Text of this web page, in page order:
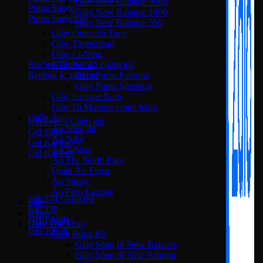
Puma Suede
Puma Speedcat
Giày Reebok
Reebok Club C 85
Reebok Instapump
Giày Asics
Gel Lyte 3
Gel 1090
Gel Kayano
Gel Nimbus
New Balance
NB 574
NB 530
NB 1906R
NB 2002R
Giày Converse
Giày New Balance 1000
Giày New Balance 550
Giày Onitsuka Tiger
Giày Timberland
Giày Li-Ning
Giày Puma
Giày Puma Palermo
Giày Puma Speedcat
Giày Lacoste Nam
Giày Dr.Martens chính hãng
Quần Áo
Áo bóng đá
Áo Nike
Áo Adidas
Áo The North Face
Quần Áo Evisu
Áo Stussy
Áo Polo Lacoste
Sale
Blogs
Giày Thể Thao
Giày Bóng Rổ
Giày bóng rổ New Balance
Giày bóng rổ Nike Sabrina